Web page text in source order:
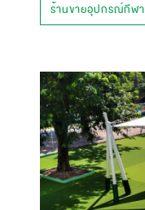
ร้านขายอุปกรณ์กีฬา